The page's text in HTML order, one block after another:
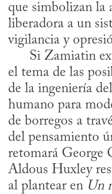
que simbolizan la
liberadora a un
vigilancia y
el tema de las
de la ingeniería
humano para
de borregos a
del pensamiento
retomará George
Aldous Hux­ley
al plantear en Un